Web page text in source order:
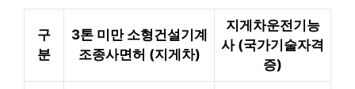
구
분
3톤 미만 소형건설기계
조종사면허 (지게차)
지게차운전기능
사 (국가기술자격
증)